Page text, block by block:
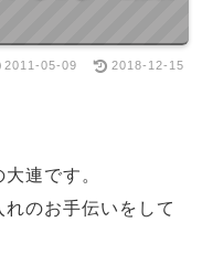
2011-05-09 2018-12-15
連です。
のお手伝いをして